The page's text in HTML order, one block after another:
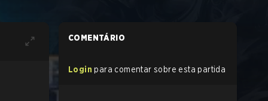
COMENTÁRIO
Login para comentar sobre esta partida